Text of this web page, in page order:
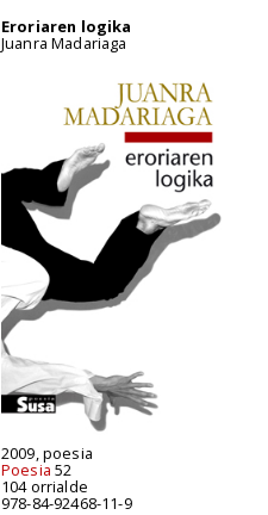
Eroriaren logika
Juanra Madariaga
2009, poesia
Poesia 52
104 orrialde
978-84-92468-11-9